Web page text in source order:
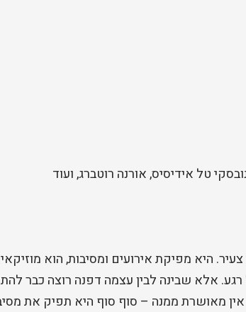
טל אידיסיס, אורנה רוטברג, ועוד
היא מפיקת אירועים ומסיבות, הוא
רגע. אלא שבינה לבין עצמה דפנה רוצה כבר
מאושרת ממנה – סוף סוף היא תפיק את